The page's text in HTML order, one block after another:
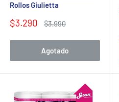
Rollos Giulietta
Precio
venta
$3.290
Precio
$3.990
Agotado